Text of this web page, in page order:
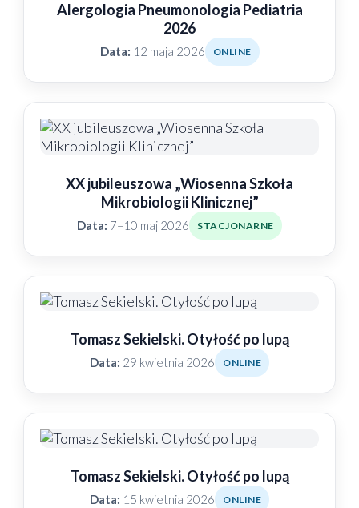
Alergologia Pneumonologia Pediatria
2026
Data: 12 maja 2026 ONLINE
XX jubileuszowa „Wiosenna Szkoła
Mikrobiologii Klinicznej”
Data: 7–10 maj 2026 STACJONARNE
Tomasz Sekielski. Otyłość po lupą
Data: 29 kwietnia 2026 ONLINE
Tomasz Sekielski. Otyłość po lupą
Data: 15 kwietnia 2026 ONLINE